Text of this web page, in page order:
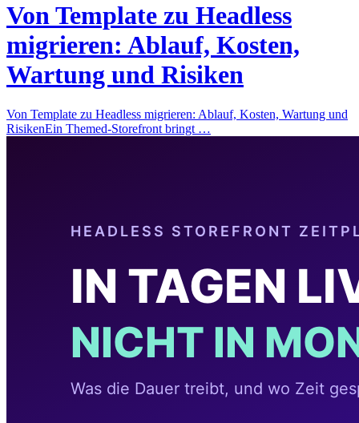
Von Template zu Headless
migrieren: Ablauf, Kosten,
Wartung und Risiken
Von Template zu Headless migrieren: Ablauf, Kosten, Wartung und
RisikenEin Themed-Storefront bringt …